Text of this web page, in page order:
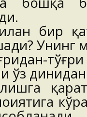
бир
Унинг
ўз